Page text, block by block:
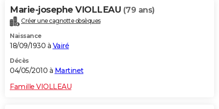
Marie-josephe VIOLLEAU (79 ans)
Créer une cagnotte obsèques
Naissance
18/09/1930 à Vairé
Décès
04/05/2010 à Martinet
Famille VIOLLEAU